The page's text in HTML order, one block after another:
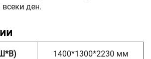
ден.
1400*1300*2230 мм